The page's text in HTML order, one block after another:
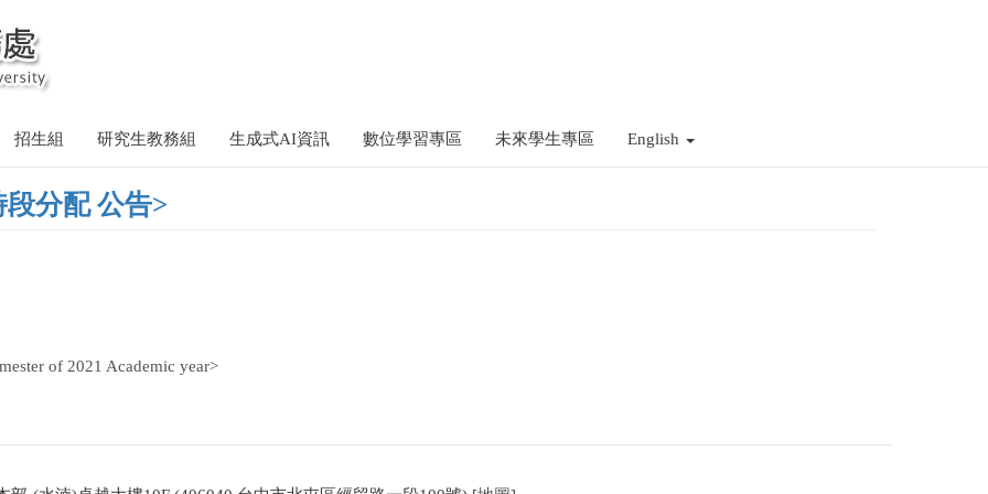
招生組 研究生教務組 生成式AI資訊 數位學習專區 未來學生專區 English
分配 公告>
of 2021 Academic year>